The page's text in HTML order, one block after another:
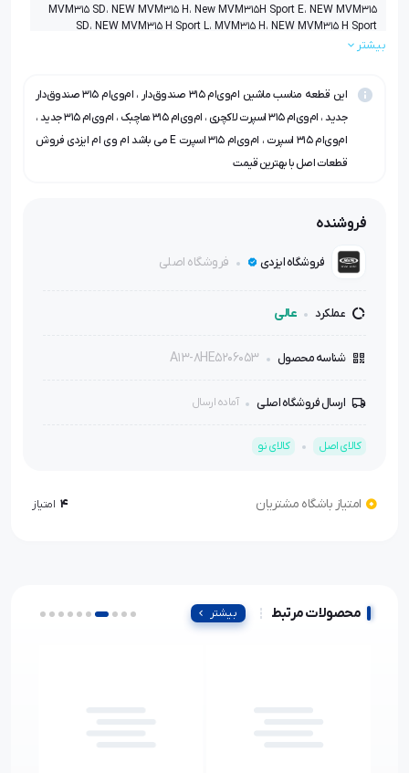
MVM315 SD، NEW MVM315 H، New MVM315H Sport E، NEW MVM315
SD، NEW MVM315 H Sport L، MVM315 H، NEW MVM315 H Sport
بیشتر
این قطعه مناسب ماشین ام‌وی‌ام ۳۱۵ صندوق‌دار ، ام‌وی‌ام ۳۱۵ صندوق‌دار
جدید ، ام‌وی‌ام ۳۱۵ اسپرت لاکچری ، ام‌وی‌ام ۳۱۵ هاچبک ، ام‌وی‌ام ۳۱۵ جدید ،
ام‌وی‌ام ۳۱۵ اسپرت ، ام‌وی‌ام ۳۱۵ اسپرت E می باشد ام وی ام ایزدی فروش
قطعات اصل با بهترین قیمت
فروشنده
فروشگاه ایزدی فروشگاه اصلی
عملکرد عالی
شناسه محصول A13-8HE5206053
ارسال فروشگاه اصلی آماده ارسال
کالای اصل کالای نو
امتیاز باشگاه مشتریان 4 امتیاز
محصولات مرتبط بیشتر